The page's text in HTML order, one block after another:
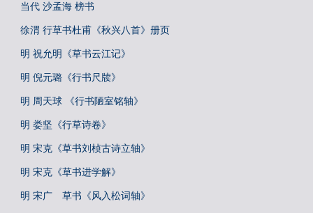
当代 沙孟海 榜书
徐渭 行草书杜甫《秋兴八首》册页
明 祝允明《草书云江记》
明 倪元璐《行书尺牍》
明 周天球 《行书陋室铭轴》
明 娄坚《行草诗卷》
明 宋克《草书刘桢古诗立轴》
明 宋克《草书进学解》
明 宋广 草书《风入松词轴》